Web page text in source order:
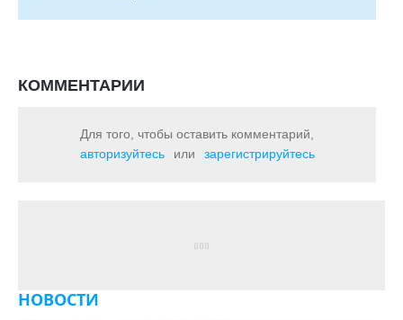
КОММЕНТАРИИ
Для того, чтобы оставить комментарий,
авторизуйтесь
или зарегистрируйтесь
НОВОСТИ